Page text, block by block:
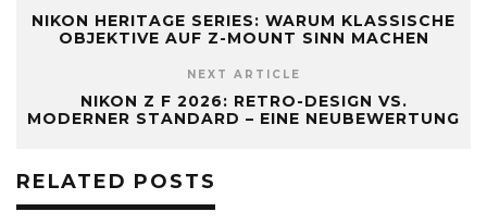
NIKON HERITAGE SERIES: WARUM KLASSISCHE
OBJEKTIVE AUF Z-MOUNT SINN MACHEN
NEXT ARTICLE
NIKON Z F 2026: RETRO-DESIGN VS.
MODERNER STANDARD – EINE NEUBEWERTUNG
RELATED POSTS